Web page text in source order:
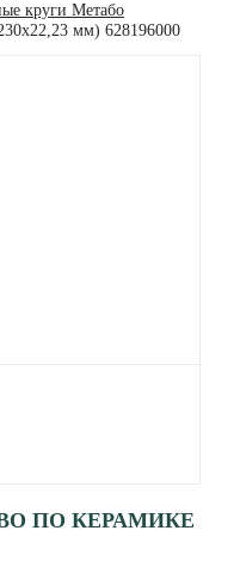
круги Метабо
мм) 628196000
ПО КЕРАМИКЕ